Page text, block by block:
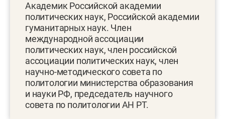
Академик Российской академии
политических наук, Российской академии
гуманитарных наук. Член
международной ассоциации
политических наук, член российской
ассоциации политических наук, член
научно-методического совета по
политологии министерства образования
и науки РФ, председатель научного
совета по политологии АН РТ.